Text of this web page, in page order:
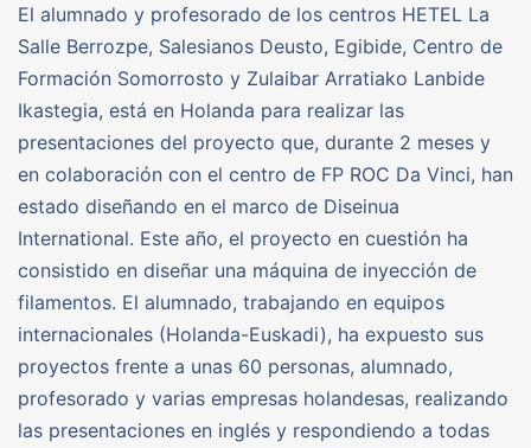
El alumnado y profesorado de los centros HETEL La
Salle Berrozpe, Salesianos Deusto, Egibide, Centro de
Formación Somorrosto y Zulaibar Arratiako Lanbide
Ikastegia, está en Holanda para realizar las
presentaciones del proyecto que, durante 2 meses y
en colaboración con el centro de FP ROC Da Vinci, han
estado diseñando en el marco de Diseinua
International. Este año, el proyecto en cuestión ha
consistido en diseñar una máquina de inyección de
filamentos. El alumnado, trabajando en equipos
internacionales (Holanda-Euskadi), ha expuesto sus
proyectos frente a unas 60 personas, alumnado,
profesorado y varias empresas holandesas, realizando
las presentaciones en inglés y respondiendo a todas